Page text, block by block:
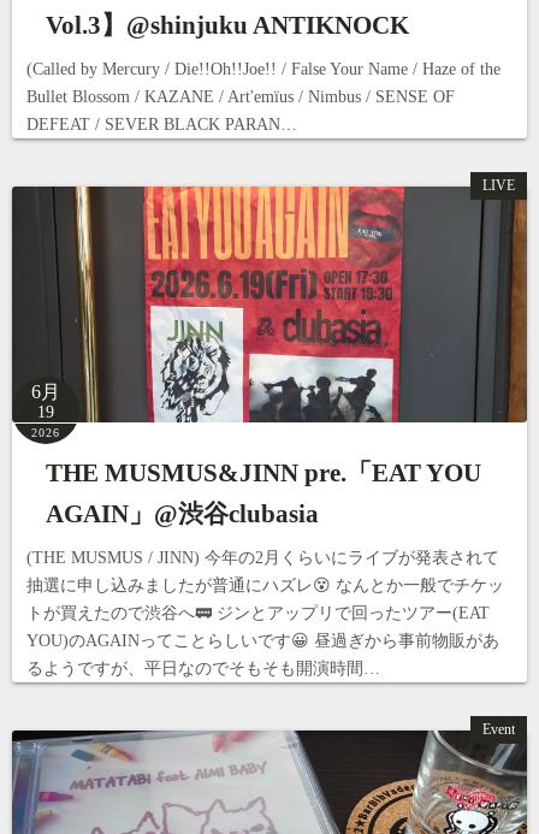
Vol.3】@shinjuku ANTIKNOCK
(Called by Mercury / Die!!Oh!!Joe!! / False Your Name / Haze of the
Bullet Blossom / KAZANE / Art'emïus / Nimbus / SENSE OF
DEFEAT / SEVER BLACK PARAN…
LIVE
6月
19
2026
THE MUSMUS&JINN pre.「EAT YOU
AGAIN」@渋谷clubasia
(THE MUSMUS / JINN) 今年の2月くらいにライブが発表されて
抽選に申し込みましたが普通にハズレ😵 なんとか一般でチケッ
トが買えたので渋谷へ🚃 ジンとアップリで回ったツアー(EAT
YOU)のAGAINってことらしいです😀 昼過ぎから事前物販があ
るようですが、平日なのでそもそも開演時間…
Event